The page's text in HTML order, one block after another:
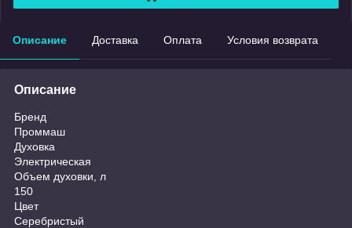
Описание Доставка Оплата Условия возврата
Описание
Бренд
Проммаш
Духовка
Электрическая
Объем духовки, л
150
Цвет
Серебристый